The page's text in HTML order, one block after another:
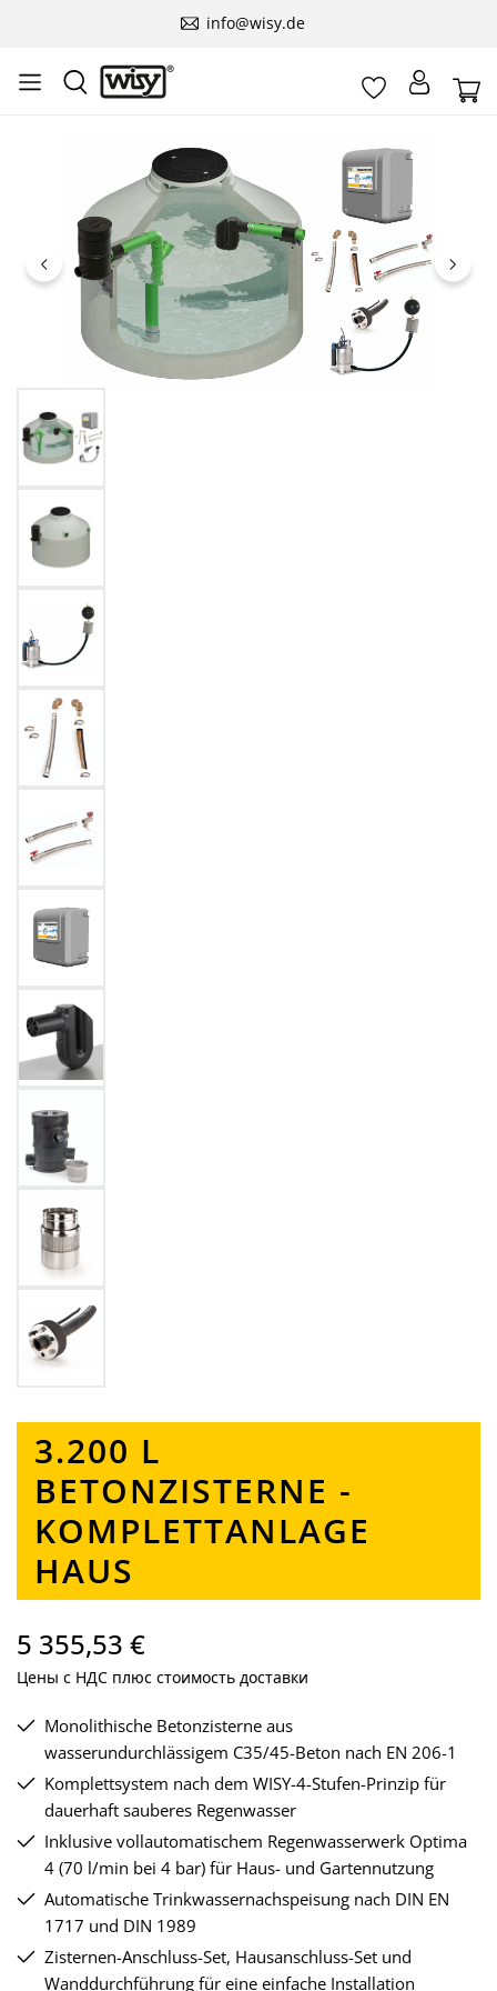
info@wisy.de
Пропустить галерею изображений
3.200 L
BETONZISTERNE -
KOMPLETTANLAGE
HAUS
5 355,53 €
Цены с НДС плюс стоимость доставки
Monolithische Betonzisterne aus
wasserundurchlässigem C35/45-Beton nach EN 206-1
Komplettsystem nach dem WISY-4-Stufen-Prinzip für
dauerhaft sauberes Regenwasser
Inklusive vollautomatischem Regenwasserwerk Optima
4 (70 l/min bei 4 bar) für Haus- und Gartennutzung
Automatische Trinkwassernachspeisung nach DIN EN
1717 und DIN 1989
Zisternen-Anschluss-Set, Hausanschluss-Set und
Wanddurchführung für eine einfache Installation